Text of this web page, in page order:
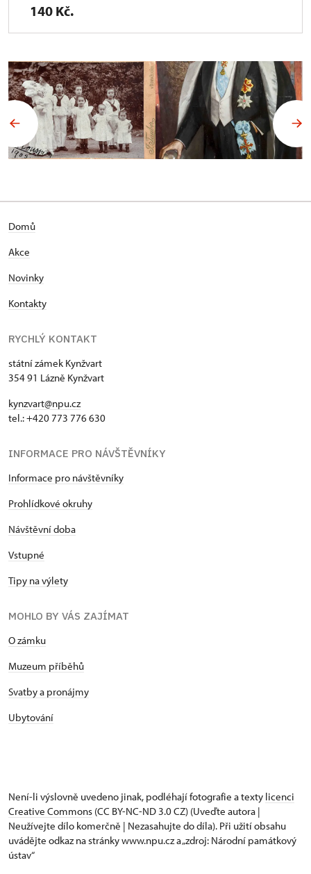
140 Kč.
Domů
Akce
Novinky
Kontakty
RYCHLÝ KONTAKT
státní zámek Kynžvart
354 91 Lázně Kynžvart
kynzvart@npu.cz
tel.: +420 773 776 630
INFORMACE PRO NÁVŠTĚVNÍKY
Informace pro návštěvníky
Prohlídkové okruhy
Návštěvní doba
Vstupné
Tipy na výlety
MOHLO BY VÁS ZAJÍMAT
O zámku
Muzeum příběhů
Svatby a pronájmy
Ubytování
Není-li výslovně uvedeno jinak, podléhají fotografie a texty licenci
Creative Commons (CC BY-NC-ND 3.0 CZ) (Uveďte autora |
Neužívejte dílo komerčně | Nezasahujte do díla). Při užití obsahu
uvádějte odkaz na stránky www.npu.cz a „zdroj: Národní památkový
ústav“